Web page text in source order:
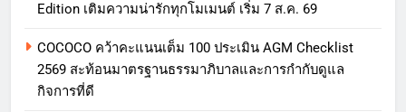
Edition เติมความน่ารักทุกโมเมนต์ เริ่ม 7 ส.ค. 69
COCOCO คว้าคะแนนเต็ม 100 ประเมิน AGM Checklist
2569 สะท้อนมาตรฐานธรรมาภิบาลและการกำกับดูแล
กิจการที่ดี